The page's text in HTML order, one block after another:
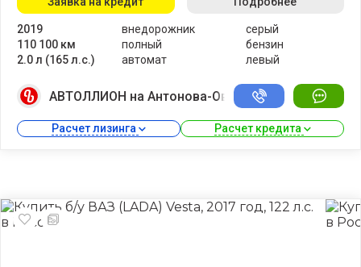
2019
110 100 км
2.0 л (165 л.с.)
внедорожник
полный
автомат
серый
бензин
левый
АВТОЛЛИОН на Антонова-Овсеенко
Расчет лизинга Расчет кредита